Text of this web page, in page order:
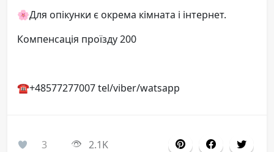
🌸Для опікунки є окрема кімната і інтернет.
Компенсація проїзду 200
☎️+48577277007 tel/viber/watsapp
3 2.1K